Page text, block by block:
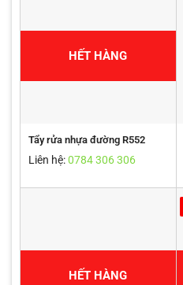
HẾT HÀNG
Tẩy rửa nhựa đường R552
Liên hệ:0784 306 306
HẾT HÀNG